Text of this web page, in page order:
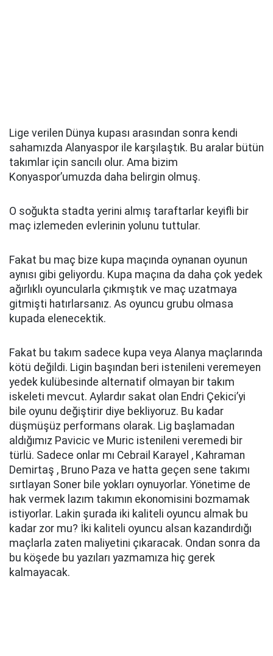
Lige verilen Dünya kupası arasından sonra kendi
sahamızda Alanyaspor ile karşılaştık. Bu aralar bütün
takımlar için sancılı olur. Ama bizim
Konyaspor’umuzda daha belirgin olmuş.
O soğukta stadta yerini almış taraftarlar keyifli bir
maç izlemeden evlerinin yolunu tuttular.
Fakat bu maç bize kupa maçında oynanan oyunun
aynısı gibi geliyordu. Kupa maçına da daha çok yedek
ağırlıklı oyuncularla çıkmıştık ve maç uzatmaya
gitmişti hatırlarsanız. As oyuncu grubu olmasa
kupada elenecektik.
Fakat bu takım sadece kupa veya Alanya maçlarında
kötü değildi. Ligin başından beri istenileni veremeyen
yedek kulübesinde alternatif olmayan bir takım
iskeleti mevcut. Aylardır sakat olan Endri Çekici’yi
bile oyunu değiştirir diye bekliyoruz. Bu kadar
düşmüşüz performans olarak. Lig başlamadan
aldığımız Pavicic ve Muric istenileni veremedi bir
türlü. Sadece onlar mı Cebrail Karayel , Kahraman
Demirtaş , Bruno Paza ve hatta geçen sene takımı
sırtlayan Soner bile yokları oynuyorlar. Yönetime de
hak vermek lazım takımın ekonomisini bozmamak
istiyorlar. Lakin şurada iki kaliteli oyuncu almak bu
kadar zor mu? İki kaliteli oyuncu alsan kazandırdığı
maçlarla zaten maliyetini çıkaracak. Ondan sonra da
bu köşede bu yazıları yazmamıza hiç gerek
kalmayacak.